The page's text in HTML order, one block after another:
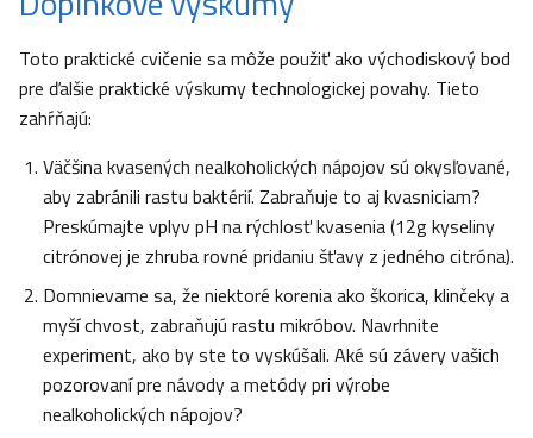
Toto praktické cvičenie sa môže použiť ako východiskový bod
pre ďalšie praktické výskumy technologickej povahy. Tieto
zahŕňajú:
Väčšina kvasených nealkoholických nápojov sú okysľované,
aby zabránili rastu baktérií. Zabraňuje to aj kvasniciam?
Preskúmajte vplyv pH na rýchlosť kvasenia (12g kyseliny
citrónovej je zhruba rovné pridaniu šťavy z jedného citróna).
Domnievame sa, že niektoré korenia ako škorica, klinčeky a
myší chvost, zabraňujú rastu mikróbov. Navrhnite
experiment, ako by ste to vyskúšali. Aké sú závery vašich
pozorovaní pre návody a metódy pri výrobe
nealkoholických nápojov?